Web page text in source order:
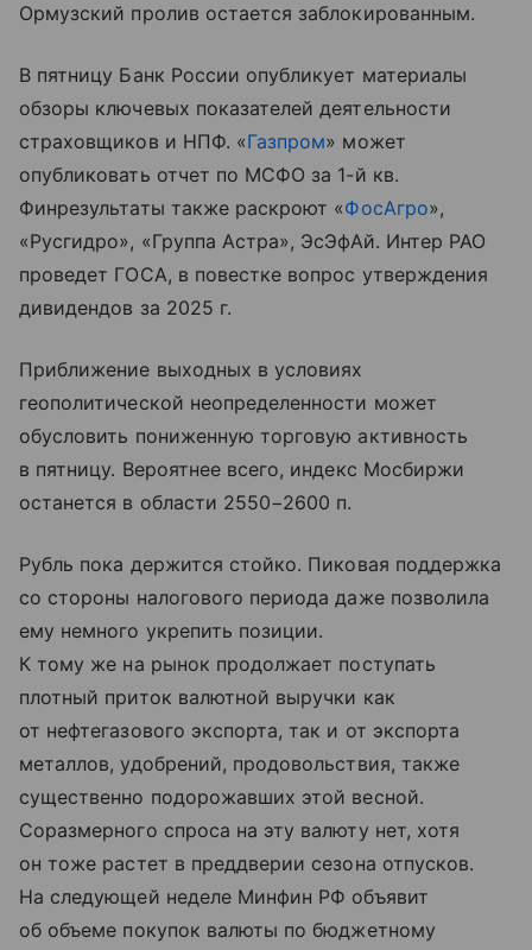
Ормузский пролив остается заблокированным.
В пятницу Банк России опубликует материалы
обзоры ключевых показателей деятельности
страховщиков и НПФ. «Газпром» может
опубликовать отчет по МСФО за 1-й кв.
Финрезультаты также раскроют «ФосАгро»,
«Русгидро», «Группа Астра», ЭсЭфАй. Интер РАО
проведет ГОСА, в повестке вопрос утверждения
дивидендов за 2025 г.
Приближение выходных в условиях
геополитической неопределенности может
обусловить пониженную торговую активность
в пятницу. Вероятнее всего, индекс Мосбиржи
останется в области 2550−2600 п.
Рубль пока держится стойко. Пиковая поддержка
со стороны налогового периода даже позволила
ему немного укрепить позиции.
К тому же на рынок продолжает поступать
плотный приток валютной выручки как
от нефтегазового экспорта, так и от экспорта
металлов, удобрений, продовольствия, также
существенно подорожавших этой весной.
Соразмерного спроса на эту валюту нет, хотя
он тоже растет в преддверии сезона отпусков.
На следующей неделе Минфин РФ объявит
об объеме покупок валюты по бюджетному